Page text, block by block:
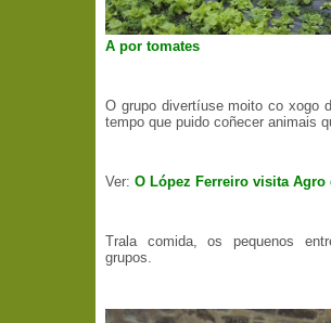
A por tomates
O grupo divertíuse moito co xogo
tempo que puido coñecer animais
Ver: O López Ferreiro visita Agro
Trala comida, os pequenos
grupos.